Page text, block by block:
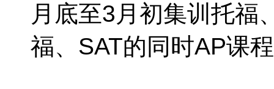
月底至3月初集训托福
福、SAT的同时AP课